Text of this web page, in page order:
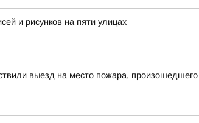
и рисунков на пяти улицах
выезд на место пожара,